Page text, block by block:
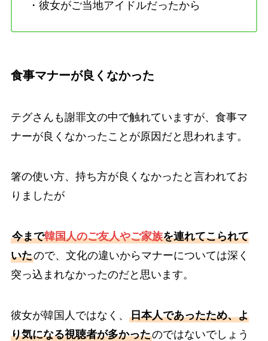
・彼女がご当地アイドルだったから
食事マナーが良くなかった
テグさんも謝罪文の中で触れていますが、食事マ
ナーが良くなかったことが原因だと思われます。
箸の使い方、持ち方が良くなかったと言われてお
りましたが
今まで韓国人のご友人やご家族を連れてこられて
いたので、文化の違いからマナーについては深く
突っ込まれなかったのだと思います。
彼女が韓国人ではなく、 日本人であったため、よ
り気になる視聴者が多かったのではないでしょう